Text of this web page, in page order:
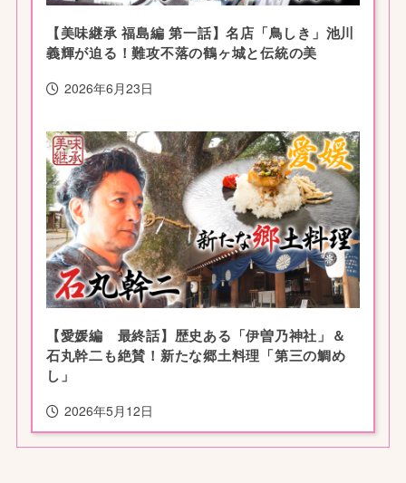
【美味継承 福島編 第一話】名店「鳥しき」池川
義輝が迫る！難攻不落の鶴ヶ城と伝統の美
2026年6月23日
【愛媛編 最終話】歴史ある「伊曽乃神社」＆
石丸幹二も絶賛！新たな郷土料理「第三の鯛め
し」
2026年5月12日